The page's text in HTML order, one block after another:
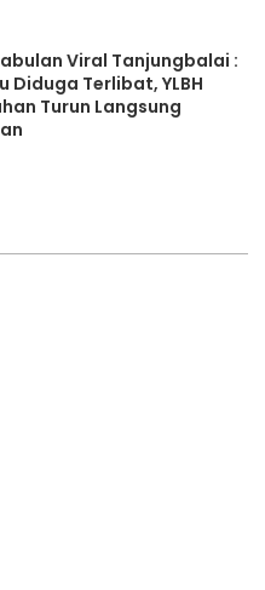
Viral Tanjungbalai :
Diduga Terlibat, YLBH
Turun Langsung